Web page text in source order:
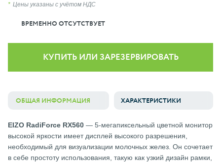
Цены указаны с учётом НДС
ВРЕМЕННО ОТСУТСТВУЕТ
КУПИТЬ ИЛИ ЗАРЕЗЕРВИРОВАТЬ
ОБЩАЯ ИНФОРМАЦИЯ ХАРАКТЕРИСТИКИ
EIZO RadiForce RX560 — 5-мегапиксельный цветной монитор
высокой яркости имеет дисплей высокого разрешения,
необходимый для визуализации молочных желез. Он сочетает
в себе простоту использования, такую как узкий дизайн рамки,